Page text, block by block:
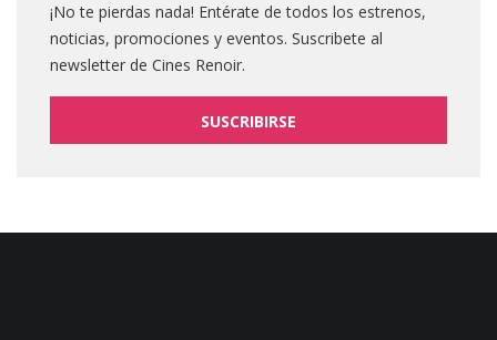
¡No te pierdas nada! Entérate de todos los estrenos,
noticias, promociones y eventos. Suscribete al
newsletter de Cines Renoir.
SUSCRIBIRSE